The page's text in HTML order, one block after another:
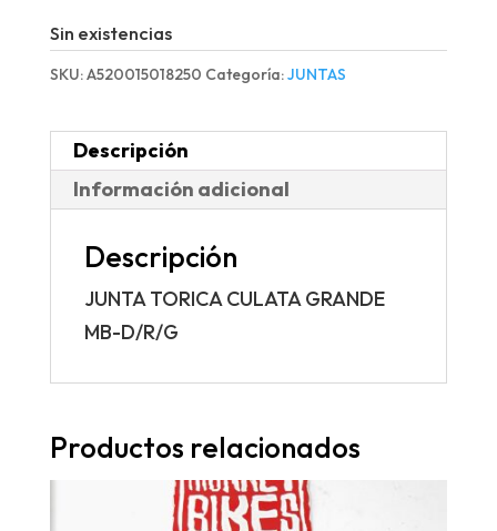
Sin existencias
SKU:A520015018250 Categoría:JUNTAS
Descripción
Información adicional
Descripción
JUNTA TORICA CULATA GRANDE
MB-D/R/G
Productos relacionados